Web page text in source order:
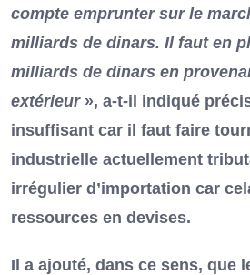
compte emprunter sur le
milliards de dinars. Il faut en
milliards de dinars en
extérieur», a-t-il indiqué
insuffisant car il faut faire
industrielle actuellement
irrégulier d’importation car
ressources en devises.
Il a ajouté, dans ce sens, que